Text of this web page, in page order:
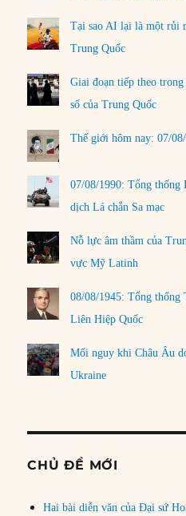
Tại sao AI lại là một rủi
Trung Quốc
Giai đoạn tiếp theo
số của Trung Quốc
Thế giới hôm nay: 07/
07/08/1990: Tổng thống
dịch Lá chắn Sa mạc
Nỗ lực âm thầm của
vực Mỹ Latinh
08/08/1945: Tổng thống
Liên Hiệp Quốc
Mối nguy khi Châu Âu
Ukraine
CHỦ ĐỀ MỚI
Hai bài diễn văn của Đại sứ